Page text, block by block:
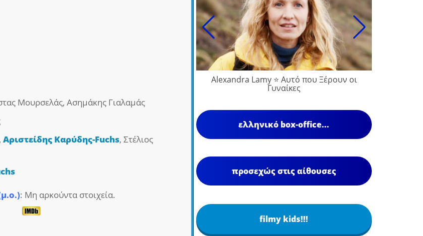
Μουρσελάς, Ασημάκης Γιαλαμάς
Αριστείδης Καρύδης-Fuchs, Στέλιος
: Μη αρκούντα στοιχεία.
Alexandra Lamy ⭐ Αυτό που Ξέρουν οι
Γυναίκες
ελληνικό box-office...
προσεχώς στις αίθουσες
filmy kids!!!